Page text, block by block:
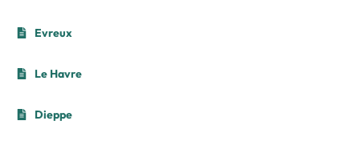
Evreux
Le Havre
Dieppe